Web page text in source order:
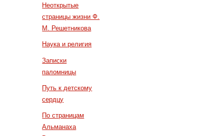
Неоткрытые
страницы жизни Ф.
М. Решетникова
Наука и религия
Записки
паломницы
Путь к детскому
сердцу
По страницам
Альманаха